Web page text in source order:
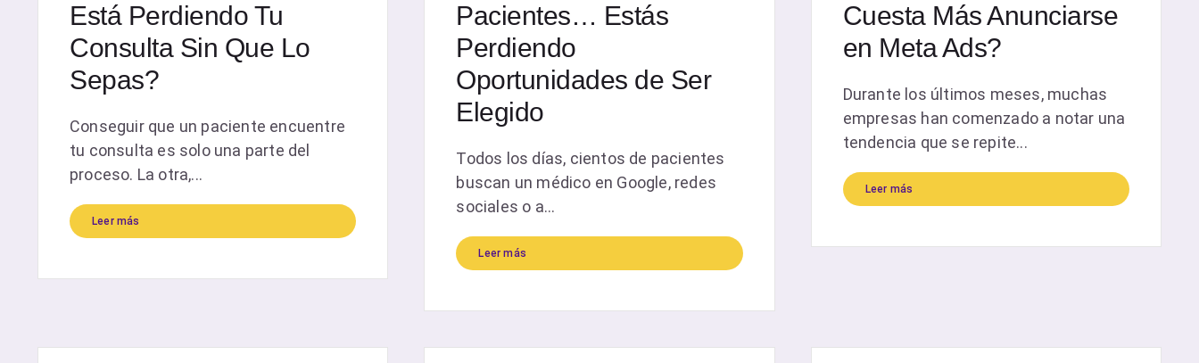
Está Perdiendo Tu
Consulta Sin Que Lo
Sepas?
Conseguir que un paciente encuentre
tu consulta es solo una parte del
proceso. La otra,...
Leer más
Pacientes… Estás
Perdiendo
Oportunidades de Ser
Elegido
Todos los días, cientos de pacientes
buscan un médico en Google, redes
sociales o a...
Leer más
Cuesta Más Anunciarse
en Meta Ads?
Durante los últimos meses, muchas
empresas han comenzado a notar una
tendencia que se repite...
Leer más